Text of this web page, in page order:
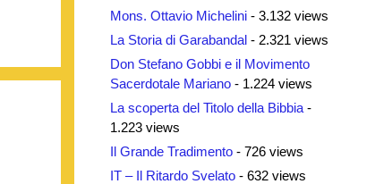
Mons. Ottavio Michelini - 3.132 views
La Storia di Garabandal - 2.321 views
Don Stefano Gobbi e il Movimento
Sacerdotale Mariano - 1.224 views
La scoperta del Titolo della Bibbia -
1.223 views
Il Grande Tradimento - 726 views
IT – Il Ritardo Svelato - 632 views